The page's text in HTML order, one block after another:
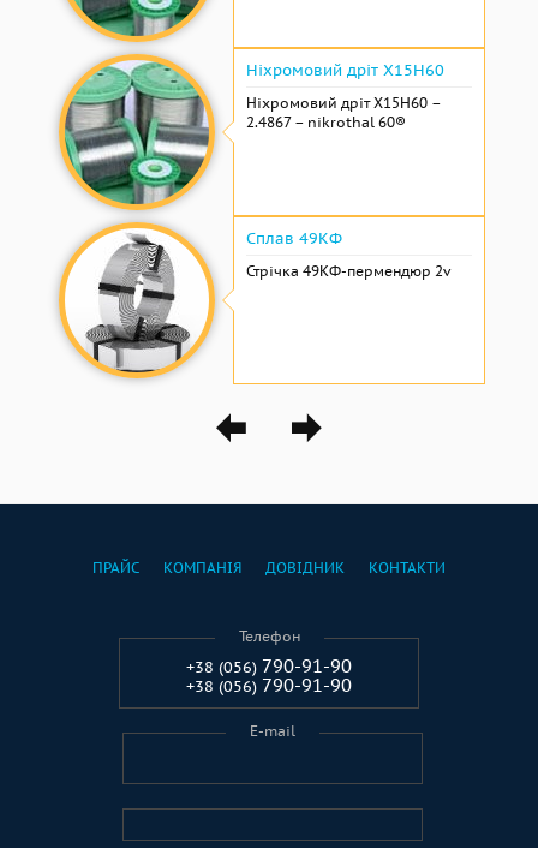
Ніхромовий дріт Х15Н60
Ніхромовий дріт Х15Н60 –
2.4867 – nikrothal 60®
Сплав 49КФ
Стрічка 49КФ-пермендюр 2v
ПРАЙС КОМПАНІЯ ДОВІДНИК КОНТАКТИ
Телефон
+38 (056) 790-91-90
+38 (056) 790-91-90
E-mail